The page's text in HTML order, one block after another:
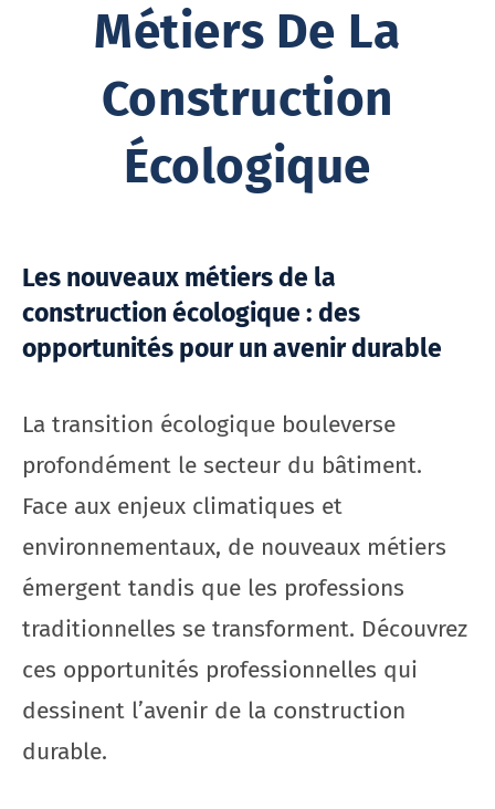
Métiers De La
Construction
Écologique
Les nouveaux métiers de la
construction écologique : des
opportunités pour un avenir durable
La transition écologique bouleverse
profondément le secteur du bâtiment.
Face aux enjeux climatiques et
environnementaux, de nouveaux métiers
émergent tandis que les professions
traditionnelles se transforment. Découvrez
ces opportunités professionnelles qui
dessinent l’avenir de la construction
durable.